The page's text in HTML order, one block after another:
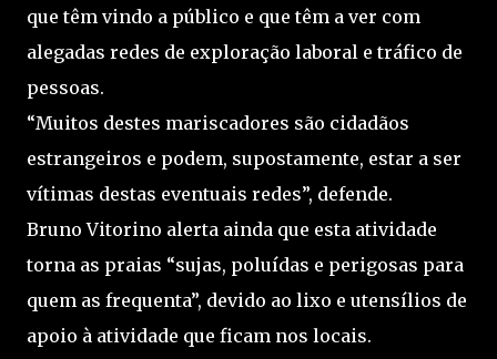
que têm vindo a público e que têm a ver com
alegadas redes de exploração laboral e tráfico de
pessoas.
“Muitos destes mariscadores são cidadãos
estrangeiros e podem, supostamente, estar a ser
vítimas destas eventuais redes”, defende.
Bruno Vitorino alerta ainda que esta atividade
torna as praias “sujas, poluídas e perigosas para
quem as frequenta”, devido ao lixo e utensílios de
apoio à atividade que ficam nos locais.